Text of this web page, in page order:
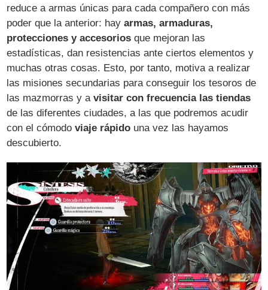
reduce a armas únicas para cada compañero con más
poder que la anterior: hayarmas, armaduras,
protecciones y accesorios que mejoran las
estadísticas, dan resistencias ante ciertos elementos y
muchas otras cosas. Esto, por tanto, motiva a realizar
las misiones secundarias para conseguir los tesoros de
las mazmorras y avisitar con frecuencia las tiendas
de las diferentes ciudades, a las que podremos acudir
con el cómodoviaje rápido una vez las hayamos
descubierto.